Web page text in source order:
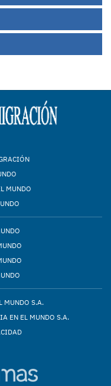
MUNDO
MUNDO S.A.
EN EL MUNDO S.A.